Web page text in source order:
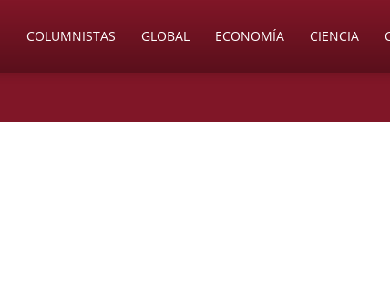
COLUMNISTAS GLOBAL ECONOMÍA CIENCIA